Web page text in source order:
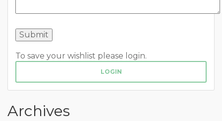
To save your wishlist please login.
LOGIN
Archives